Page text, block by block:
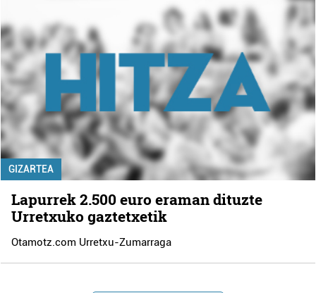
GIZARTEA
Lapurrek 2.500 euro eraman dituzte
Urretxuko gaztetxetik
Otamotz.com Urretxu-Zumarraga